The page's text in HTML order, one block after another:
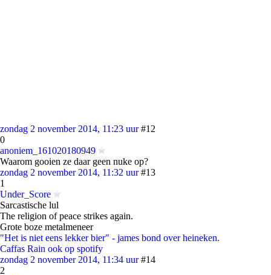
zondag 2 november 2014, 11:23 uur #12
0
anoniem_161020180949
Waarom gooien ze daar geen nuke op?
zondag 2 november 2014, 11:32 uur #13
1
Under_Score
Sarcastische lul
The religion of peace strikes again.
Grote boze metalmeneer
"Het is niet eens lekker bier" - james bond over heineken.
Caffas Rain ook op spotify
zondag 2 november 2014, 11:34 uur #14
2